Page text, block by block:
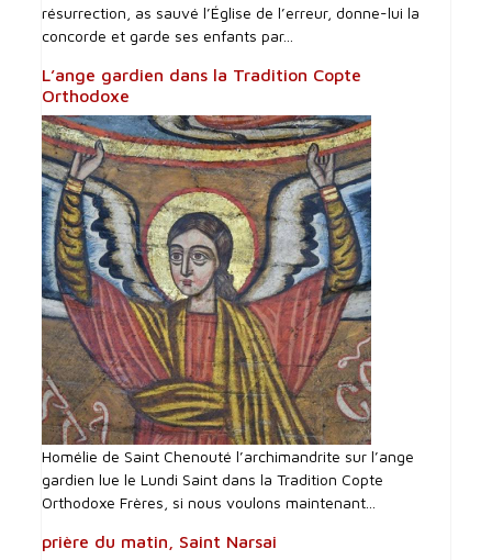
résurrection, as sauvé l’Église de l’erreur, donne-lui la
concorde et garde ses enfants par...
L’ange gardien dans la Tradition Copte
Orthodoxe
Homélie de Saint Chenouté l’archimandrite sur l’ange
gardien lue le Lundi Saint dans la Tradition Copte
Orthodoxe Frères, si nous voulons maintenant...
prière du matin, Saint Narsai